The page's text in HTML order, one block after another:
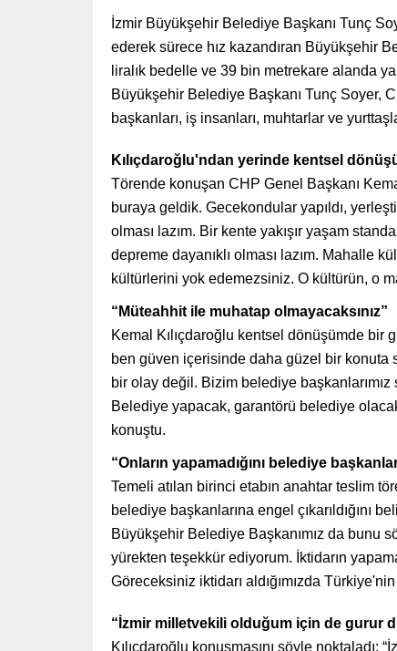
İzmir Büyükşehir Belediye Başkanı Tunç
ederek sürece hız kazandıran Büyükşehir
liralık bedelle ve 39 bin metrekare alanda
Büyükşehir Belediye Başkanı Tunç Soyer,
başkanları, iş insanları, muhtarlar ve
Kılıçdaroğlu'ndan yerinde kentsel
Törende konuşan CHP Genel Başkanı
buraya geldik. Gecekondular yapıldı,
olması lazım. Bir kente yakışır yaşam
depreme dayanıklı olması lazım. Mahalle
kültürlerini yok edemezsiniz. O kültürün, o
“Müteahhit ile muhatap olmayacaksınız”
Kemal Kılıçdaroğlu kentsel dönüşümde bir
ben güven içerisinde daha güzel bir konuta
bir olay değil. Bizim belediye
Belediye yapacak, garantörü belediye
konuştu.
“Onların yapamadığını belediye
Temeli atılan birinci etabın anahtar teslim
belediye başkanlarına engel çıkarıldığını
Büyükşehir Belediye Başkanımız da bunu
yürekten teşekkür ediyorum. İktidarın
Göreceksiniz iktidarı aldığımızda
“İzmir milletvekili olduğum için de gurur
Kılıçdaroğlu konuşmasını şöyle